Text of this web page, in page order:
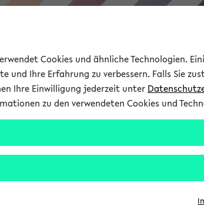
Forschung Studium
Jetzt und in Kürze
Cookies und ähnliche Technologien.
und Ihre Erfahrung zu verbessern. Falls Sie
Ihre Einwilligung jederzeit unter
zu den verwendeten Cookies und